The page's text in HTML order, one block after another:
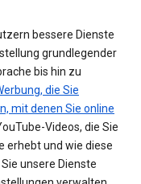
bessere Dienste
grundlegender
bis hin zu
die Sie
mit denen Sie online
Videos, die Sie
erhebt und wie diese
unsere Dienste